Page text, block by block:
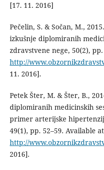
[17. 11. 2016]
Pečelin, S. & Sočan, M.,
izkušnje diplomiranih
zdravstvene nege, 50(2),
http://
11. 2016].
Petek Šter, M. & Šter, B.,
diplomiranih medicinskih
primer arterijske
49(1), pp. 52–59. Available
http://
2016].